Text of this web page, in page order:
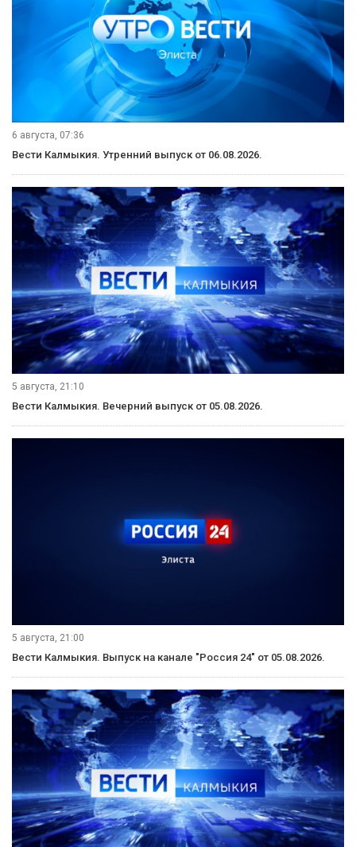
6 августа, 07:36
Вести Калмыкия. Утренний выпуск от 06.08.2026.
5 августа, 21:10
Вести Калмыкия. Вечерний выпуск от 05.08.2026.
5 августа, 21:00
Вести Калмыкия. Выпуск на канале "Россия 24" от 05.08.2026.